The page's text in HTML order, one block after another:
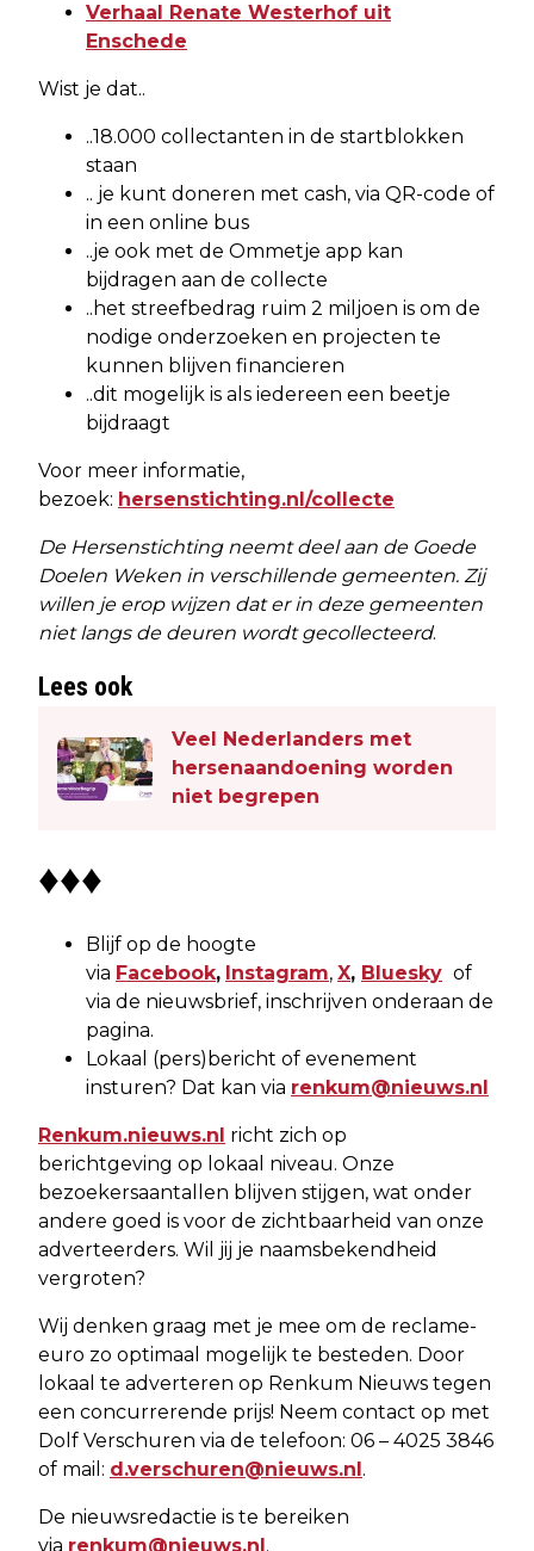
Verhaal Renate Westerhof uit
Enschede
Wist je dat..
..18.000 collectanten in de startblokken
staan
.. je kunt doneren met cash, via QR-code of
in een online bus
..je ook met de Ommetje app kan
bijdragen aan de collecte
..het streefbedrag ruim 2 miljoen is om de
nodige onderzoeken en projecten te
kunnen blijven financieren
..dit mogelijk is als iedereen een beetje
bijdraagt
Voor meer informatie,
bezoek: hersenstichting.nl/collecte
De Hersenstichting neemt deel aan de Goede
Doelen Weken in verschillende gemeenten. Zij
willen je erop wijzen dat er in deze gemeenten
niet langs de deuren wordt gecollecteerd.
Lees ook
Veel Nederlanders met
hersenaandoening worden
niet begrepen
♦♦♦
Blijf op de hoogte
via Facebook, Instagram, X, Bluesky of
via de nieuwsbrief, inschrijven onderaan de
pagina.
Lokaal (pers)bericht of evenement
insturen? Dat kan via renkum@nieuws.nl
Renkum.nieuws.nl richt zich op
berichtgeving op lokaal niveau. Onze
bezoekersaantallen blijven stijgen, wat onder
andere goed is voor de zichtbaarheid van onze
adverteerders. Wil jij je naamsbekendheid
vergroten?
Wij denken graag met je mee om de reclame-
euro zo optimaal mogelijk te besteden. Door
lokaal te adverteren op Renkum Nieuws tegen
een concurrerende prijs! Neem contact op met
Dolf Verschuren via de telefoon: 06 – 4025 3846
of mail: d.verschuren@nieuws.nl .
De nieuwsredactie is te bereiken
via renkum@nieuws.nl .